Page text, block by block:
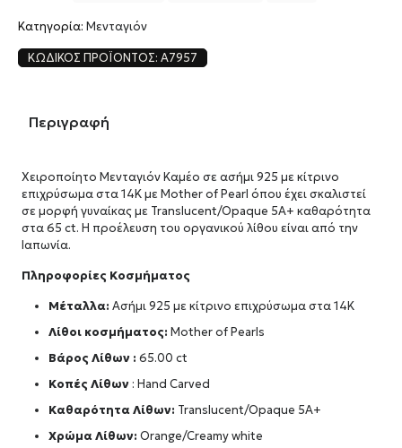
Κατηγορία: Μενταγιόν
ΚΩΔΙΚΌΣ ΠΡΟΪΌΝΤΟΣ: A7957
Περιγραφή
Χειροποίητο Μενταγιόν Καμέο σε ασήμι 925 με κίτρινο
επιχρύσωμα στα 14Κ με Mother of Pearl όπου έχει σκαλιστεί
σε μορφή γυναίκας με Translucent/Opaque 5A+ καθαρότητα
στα 65 ct. Η προέλευση του οργανικού λίθου είναι από την
Ιαπωνία.
Πληροφορίες Κοσμήματος
Μέταλλα: Ασήμι 925 με κίτρινο επιχρύσωμα στα 14Κ
Λίθοι κοσμήματος: Mother of Pearls
Βάρος Λίθων : 65.00 ct
Κοπές Λίθων : Hand Carved
Καθαρότητα Λίθων: Translucent/Opaque 5A+
Χρώμα Λίθων:Orange/Creamy white